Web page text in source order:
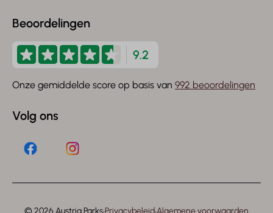
Beoordelingen
9.2
Onze gemiddelde score op basis van 992 beoordelingen
Volg ons
© 2026 Austria ParksPrivacybeleid Algemene voorwaarden